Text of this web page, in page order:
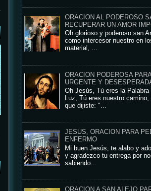
ORACION AL PODEROSO
RECUPERAR UN AMOR
Oh glorioso y poderoso san
como intercesor nuestro en
material, ...
ORACION PODEROSA
URGENTE Y
Oh Jesús, Tú eres la
Luz, Tú eres nuestro
que dijiste: "...
JESUS, ORACION PARA
ENFERMO
Mi buen Jesús, te alabo y
y agradezco tu entrega por
sabiendo...
ORACION A SAN ALEJO